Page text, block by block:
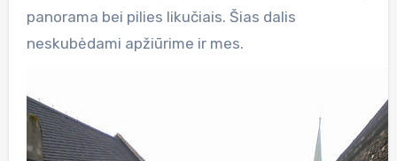
panorama bei pilies likučiais. Šias dalis
neskubėdami apžiūrime ir mes.